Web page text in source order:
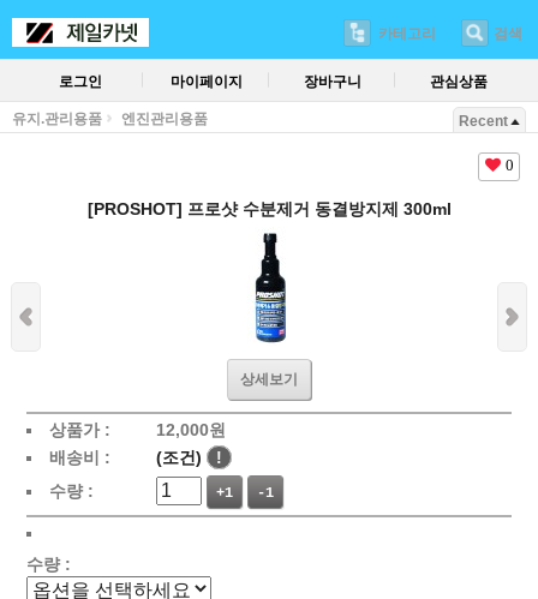
카테고리 검색
로그인 마이페이지 장바구니 관심상품
유지.관리용품 엔진관리용품 Recent
0
[PROSHOT] 프로샷 수분제거 동결방지제 300ml
상세보기
상품가 : 12,000원
배송비 :
(조건)
!
수량 :
+1 -1
수량 :